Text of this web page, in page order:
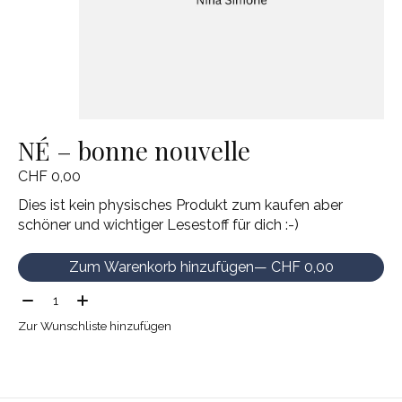
NÉ – bonne nouvelle
CHF 0,00
Dies ist kein physisches Produkt zum kaufen aber
schöner und wichtiger Lesestoff für dich :-)
Zum Warenkorb hinzufügen
— CHF 0,00
Menge:
Zur Wunschliste hinzufügen